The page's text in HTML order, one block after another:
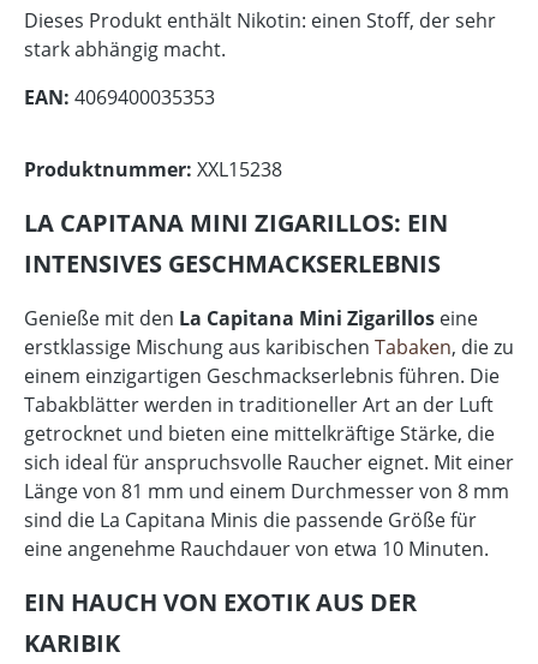
Dieses Produkt enthält Nikotin: einen Stoff, der sehr
stark abhängig macht.
EAN: 4069400035353
Produktnummer: XXL15238
LA CAPITANA MINI ZIGARILLOS: EIN
INTENSIVES GESCHMACKSERLEBNIS
Genieße mit den La Capitana Mini Zigarillos eine
erstklassige Mischung aus karibischen Tabaken, die zu
einem einzigartigen Geschmackserlebnis führen. Die
Tabakblätter werden in traditioneller Art an der Luft
getrocknet und bieten eine mittelkräftige Stärke, die
sich ideal für anspruchsvolle Raucher eignet. Mit einer
Länge von 81 mm und einem Durchmesser von 8 mm
sind die La Capitana Minis die passende Größe für
eine angenehme Rauchdauer von etwa 10 Minuten.
EIN HAUCH VON EXOTIK AUS DER
KARIBIK